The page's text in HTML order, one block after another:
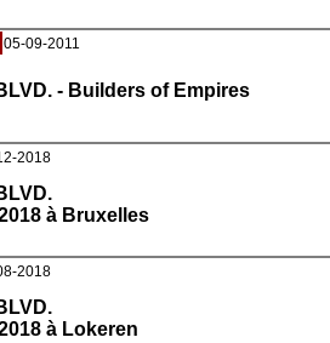
05-09-2011
- Builders of Empires
2018
à Bruxelles
2018
à Lokeren